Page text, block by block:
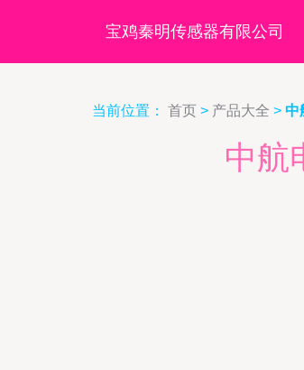
宝鸡秦明传感器有限公司
当前位置： 首页 > 产品大全 > 中
中航